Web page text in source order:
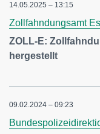
14.05.2025 – 13:15
Zollfahndungsamt
ZOLL-E:
hergestellt
09.02.2024 – 09:23